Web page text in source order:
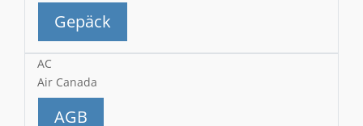
Gepäck
AC
Air Canada
AGB